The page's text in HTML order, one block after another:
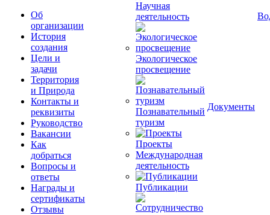
Об
организации
История
создания
Цели и
задачи
Территория
и Природа
Контакты и
реквизиты
Руководство
Вакансии
Как
добраться
Вопросы и
ответы
Награды и
сертификаты
Отзывы
Научная
деятельность
Экологическое
просвещение
Познавательный
туризм
Проекты
Международная
деятельность
Публикации
Документы